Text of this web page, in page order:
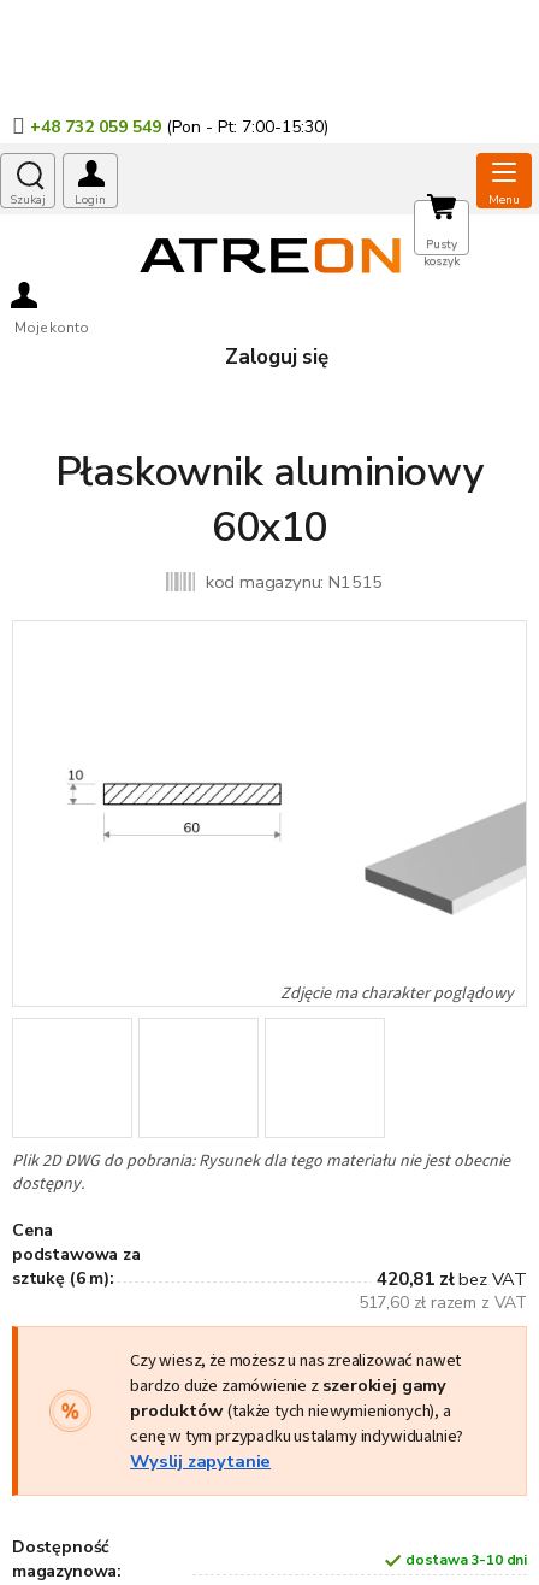
+48 732 059 549
Moje konto
Zaloguj się
KOSZYK
Pusty
koszyk
Płaskownik aluminiowy
60x10
kod magazynu: N1515
Plik 2D DWG do pobrania: Rysunek dla tego materiału nie jest obecnie
dostępny.
Cena
podstawowa za
sztukę (6 m):
420,81 złbez VAT
517,60 zł razem z VAT
Czy wiesz, że możesz u nas zrealizować nawet
bardzo duże zamówienie z szerokiej gamy
produktów(także tych niewymienionych), a
cenę w tym przypadku ustalamy indywidualnie?
Wyslij zapytanie
Dostępność
magazynowa:
dostawa 3-10 dni